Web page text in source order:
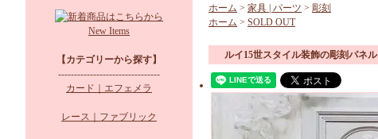
New Items
【カテゴリーから探す】
--------------------------------
カード｜エフェメラ
レース｜ファブリック
ホーム > 家具 | パーツ > 彫刻
ホーム > SOLD OUT
ルイ15世スタイル装飾の彫刻パネル